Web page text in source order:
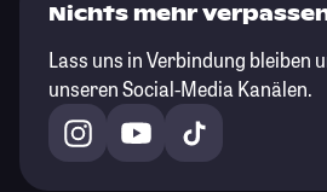
Nichts mehr
Lass uns in Verbindung bleiben
unseren Social-Media Kanälen.